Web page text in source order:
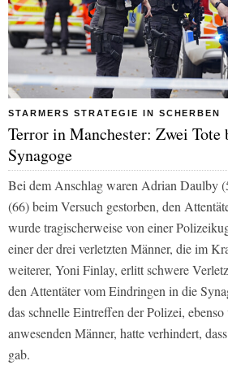
STARMERS STRATEGIE IN SCHERBEN
Terror in Manchester: Zwei Tote
Synagoge
Bei dem Anschlag waren Adrian Daulby
(66) beim Versuch gestorben, den
wurde tragischerweise von einer
einer der drei verletzten Männer, die im
weiterer, Yoni Finlay, erlitt schwere
den Attentäter vom Eindringen in die
das schnelle Eintreffen der Polizei,
anwesenden Männer, hatte verhindert,
gab.